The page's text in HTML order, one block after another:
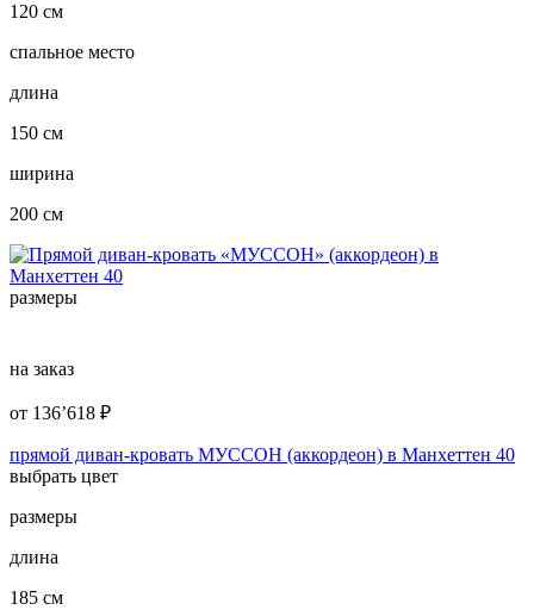
120 см
спальное место
длина
150 см
ширина
200 см
размеры
на заказ
от 136’618 ₽
прямой диван-кровать МУССОН (аккордеон) в Манхеттен 40
выбрать цвет
размеры
длина
185 см